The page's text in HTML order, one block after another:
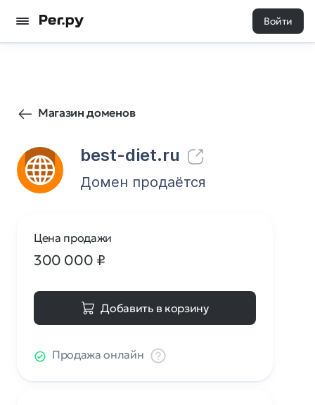
Войти
Магазин доменов
best-diet.ru
285 0
Домен продаётся
Цена продажи
300 000 ₽
Добавить в корзину
Продажа онлайн